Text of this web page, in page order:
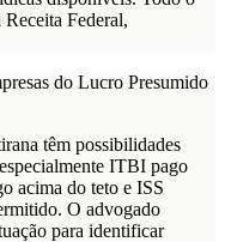
Federal,
do Lucro Presumido
têm possibilidades
ITBI pago
acima do teto e ISS
O advogado
para identificar